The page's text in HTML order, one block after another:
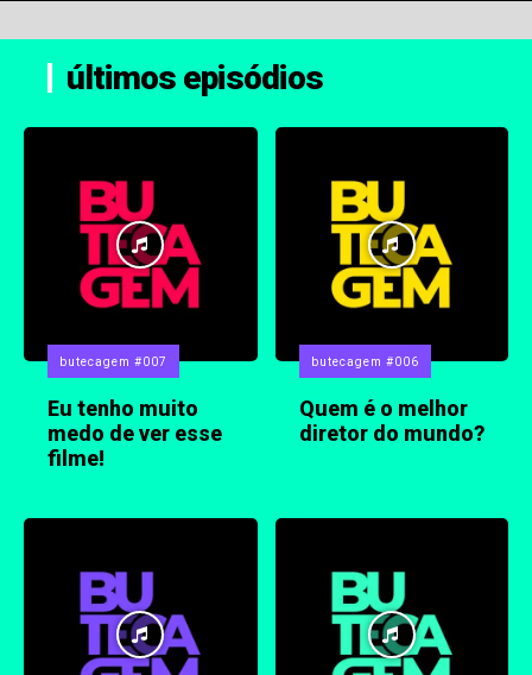
últimos episódios
butecagem #007
Eu tenho muito
medo de ver esse
filme!
butecagem #006
Quem é o melhor
diretor do mundo?